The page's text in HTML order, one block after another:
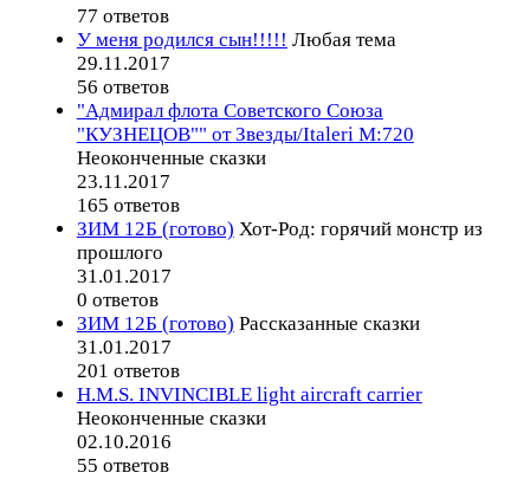
77 ответов
У меня родился сын!!!!! Любая тема
29.11.2017
56 ответов
"Адмирал флота Советского Союза
"КУЗНЕЦОВ"" от Звезды/Italeri М:720
Неоконченные сказки
23.11.2017
165 ответов
ЗИМ 12Б (готово) Хот-Род: горячий монстр из
прошлого
31.01.2017
0 ответов
ЗИМ 12Б (готово) Рассказанные сказки
31.01.2017
201 ответов
H.M.S. INVINCIBLE light aircraft carrier
Неоконченные сказки
02.10.2016
55 ответов